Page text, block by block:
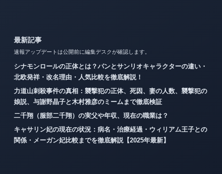
最新記事
速報アップデートは公開前に編集デスクが確認します。
シナモンロールの正体とは？パンとサンリオキャラクターの違い・
北欧発祥・改名理由・人気比較を徹底解説！
力道山刺殺事件の真相：襲撃犯の正体、死因、妻の人数、襲撃犯の
娘説、与謝野晶子と木村雅彦のミームまで徹底検証
二千翔（服部二千翔）の実父や年収、現在の職業は？
キャサリン妃の現在の状況：病名・治療経過・ウィリアム王子との
関係・メーガン妃比較までを徹底解説【2025年最新】